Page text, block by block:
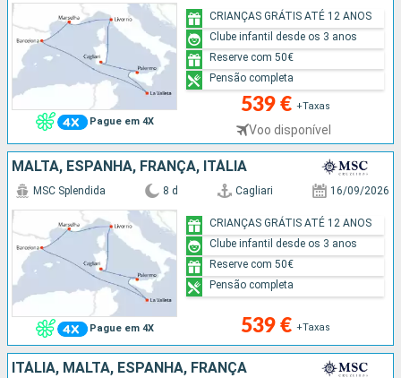
Pague em 4X
539 € +Taxas
Voo disponível
CRIANÇAS GRÁTIS ATÉ 12 ANOS
Clube infantil desde os 3 anos
Reserve com 50€
Pensão completa
MALTA, ESPANHA, FRANÇA, ITÁLIA
Pague em 4X
MSC Splendida 8 d Cagliari 16/09/2026
539 € +Taxas
CRIANÇAS GRÁTIS ATÉ 12 ANOS
Clube infantil desde os 3 anos
Reserve com 50€
Pensão completa
ITÁLIA, MALTA, ESPANHA, FRANÇA